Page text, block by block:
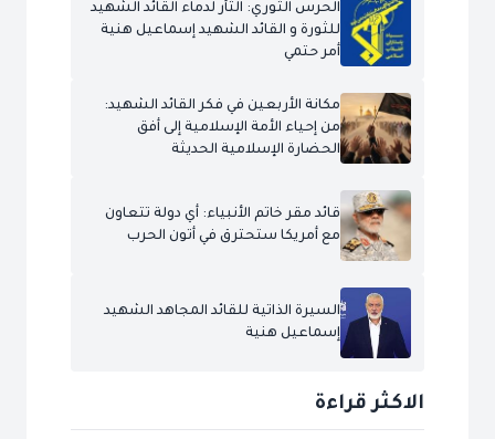
الحرس الثوري: الثأر لدماء القائد الشهيد
للثورة و القائد الشهيد إسماعيل هنية
أمر حتمي
مكانة الأربعين في فكر القائد الشهيد:
من إحياء الأمة الإسلامية إلى أفق
الحضارة الإسلامية الحديثة
قائد مقر خاتم الأنبياء: أي دولة تتعاون
مع أمريكا ستحترق في أتون الحرب
السيرة الذاتية للقائد المجاهد الشهيد
إسماعيل هنية
الاكثر قراءة